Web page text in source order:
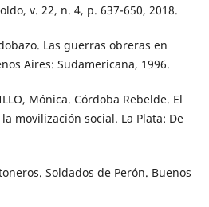
v. 22, n. 4, p. 637-650, 2018.
Las guerras obreras en
Aires: Sudamericana, 1996.
Mónica. Córdoba Rebelde. El
movilización social. La Plata: De
Soldados de Perón. Buenos